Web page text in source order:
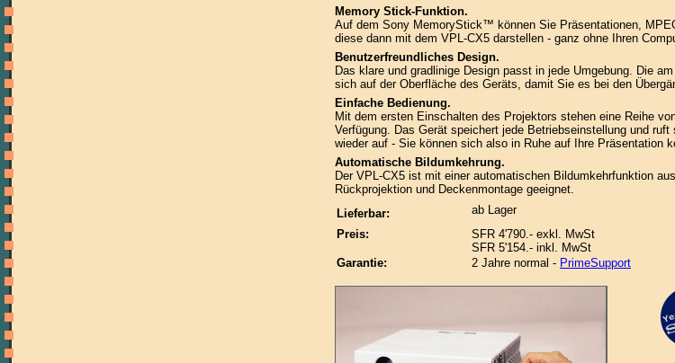
Memory Stick-Funktion.
Auf dem Sony MemoryStick™ können Sie Präsentationen,
diese dann mit dem VPL-CX5 darstellen - ganz ohne Ihren
Benutzerfreundliches Design.
Das klare und gradlinige Design passt in jede Umgebung. Die
sich auf der Oberfläche des Geräts, damit Sie es bei den
Einfache Bedienung.
Mit dem ersten Einschalten des Projektors stehen eine Reihe
Verfügung. Das Gerät speichert jede Betriebseinstellung und
wieder auf - Sie können sich also in Ruhe auf Ihre Präsentation
Automatische Bildumkehrung.
Der VPL-CX5 ist mit einer automatischen Bildumkehrfunktion
Rückprojektion und Deckenmontage geeignet.
Lieferbar:
ab Lager
Preis:
SFR 4'790.- exkl. MwSt
SFR 5'154.- inkl. MwSt
Garantie:
2 Jahre normal - PrimeSupport